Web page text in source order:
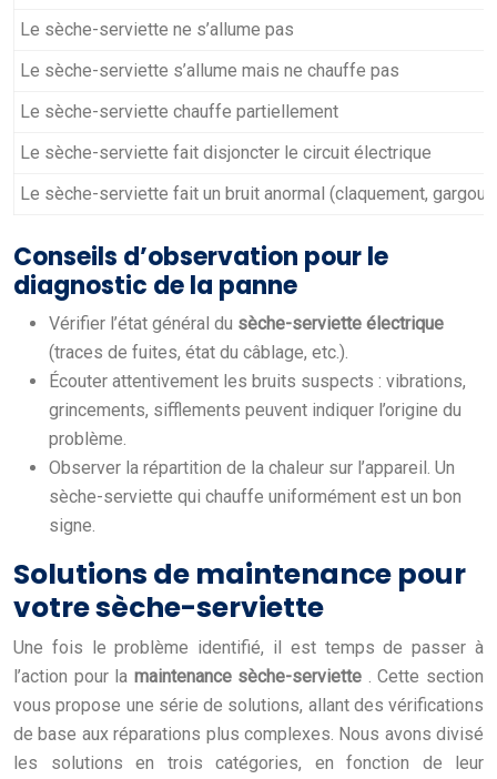
Le sèche-serviette ne s’allume pas
Le sèche-serviette s’allume mais ne chauffe pas
Le sèche-serviette chauffe partiellement
Le sèche-serviette fait disjoncter le circuit électrique
Le sèche-serviette fait un bruit anormal (claquement,
Conseils d’observation pour le
diagnostic de la panne
Vérifier l’état général du sèche-serviette électrique
(traces de fuites, état du câblage, etc.).
Écouter attentivement les bruits suspects : vibrations,
grincements, sifflements peuvent indiquer l’origine du
problème.
Observer la répartition de la chaleur sur l’appareil. Un
sèche-serviette qui chauffe uniformément est un bon
signe.
Solutions de maintenance pour
votre sèche-serviette
Une fois le problème identifié, il est temps de passer à
l’action pour la maintenance sèche-serviette . Cette section
vous propose une série de solutions, allant des vérifications
de base aux réparations plus complexes. Nous avons divisé
les solutions en trois catégories, en fonction de leur